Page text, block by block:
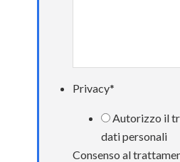
Privacy*
Autorizzo il
dati personali
Consenso al